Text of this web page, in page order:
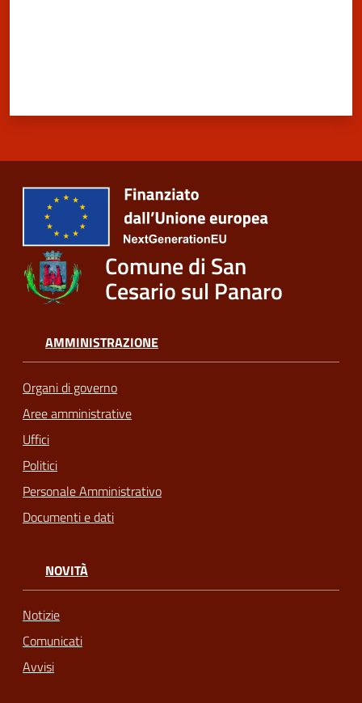
Comune di San
Cesario sul Panaro
AMMINISTRAZIONE
Organi di governo
Aree amministrative
Uffici
Politici
Personale Amministrativo
Documenti e dati
NOVITÀ
Notizie
Comunicati
Avvisi